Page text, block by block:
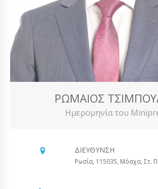
ΡΩΜΑΊΟΣ
Ημερομηνία του
ΔΙΕΎΘΥΝΣΗ
Ρωσία, 115035, Μόσχα, Στ.